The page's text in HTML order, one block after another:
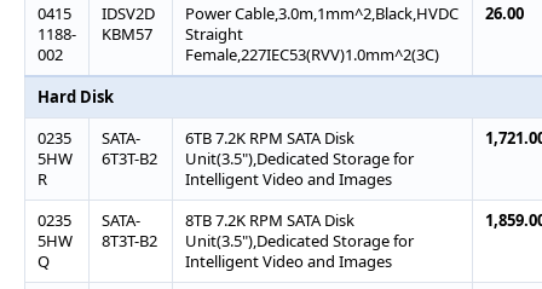
0415
1188-
002
IDSV2D
KBM57
Power Cable,3.0m,1mm^2,Black,HVDC
Straight
Female,227IEC53(RVV)1.0mm^2(3C)
26.00
Hard Disk
0235
5HW
R
SATA-
6T3T-B2
6TB 7.2K RPM SATA Disk
Unit(3.5"),Dedicated Storage for
Intelligent Video and Images
0235
5HW
Q
SATA-
8T3T-B2
8TB 7.2K RPM SATA Disk
Unit(3.5"),Dedicated Storage for
Intelligent Video and Images